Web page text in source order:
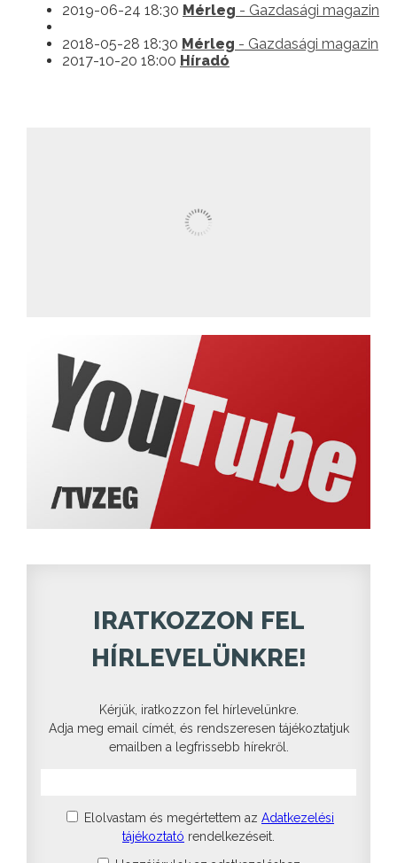
2019-06-24 18:30 Mérleg - Gazdasági magazin
2018-05-28 18:30 Mérleg - Gazdasági magazin
2017-10-20 18:00 Híradó
IRATKOZZON FEL
HÍRLEVELÜNKRE!
Kérjük, iratkozzon fel hírlevelünkre.
Adja meg email címét, és rendszeresen tájékoztatjuk
emailben a legfrissebb hírekről.
Elolvastam és megértettem az Adatkezelési
tájékoztató rendelkezéseit.